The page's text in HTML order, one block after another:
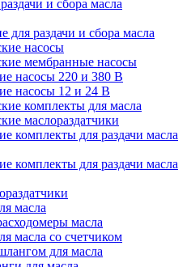
и сбора масла
для раздачи и сбора масла
насосы
мембранные насосы
насосы 220 и 380 В
насосы 12 и 24 В
комплекты для масла
маслораздатчики
комплекты для раздачи масла
комплекты для раздачи масла
масла
масла
масла со счетчиком
для масла